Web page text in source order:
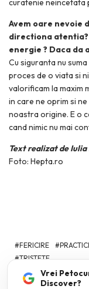
Avem oare nevoie
directiona
energie ? Daca da
Cu siguranta nu
proces de o viata si
valorificam la maxim
in care ne oprim si
noastra origine. E o
cand nimic nu mai
Text realizat de Iulia
Foto: Hepta.ro
FERICIRE
TRISTETE
Vrei
Discover?